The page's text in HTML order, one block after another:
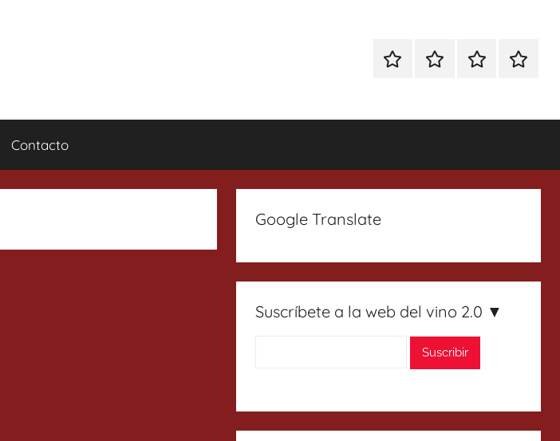
EspecialEnoturismoRanking
Contacto
Google Translate
Suscríbete a la web del vino 2.0 ▼